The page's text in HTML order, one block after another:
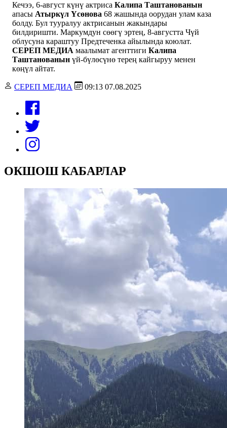
Кечээ, 6-август күнү актриса Калипа Таштанованын
апасы Атыркүл Үсөнова 68 жашында оорудан улам каза
болду. Бул тууралуу актрисанын жакындары
билдиришти. Маркумдун сөөгү эртең, 8-августта Чүй
облусуна караштуу Предтеченка айылында коюлат.
СЕРЕП МЕДИА маалымат агенттиги Калипа
Таштанованын үй-бүлөсүнө терең кайгыруу менен
көңүл айтат.
СЕРЕП МЕДИА 09:13 07.08.2025
ОКШОШ КАБАРЛАР